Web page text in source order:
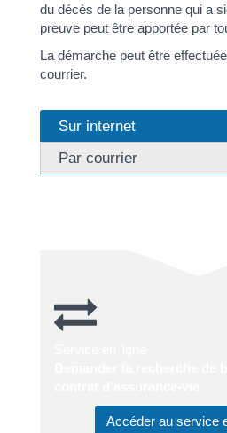
du décès de la personne qui a
preuve peut être apportée par
La démarche peut être
courrier.
Sur internet
Par courrier
Accéder au